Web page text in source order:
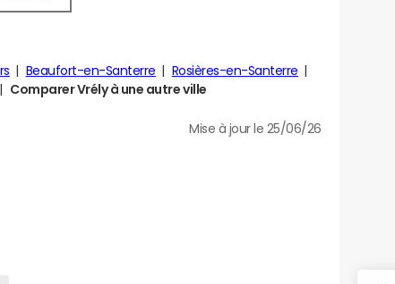
Beaufort-en-Santerre
Rosières-en-Santerre
Comparer Vrély à une autre ville
Mise à jour le 25/06/26